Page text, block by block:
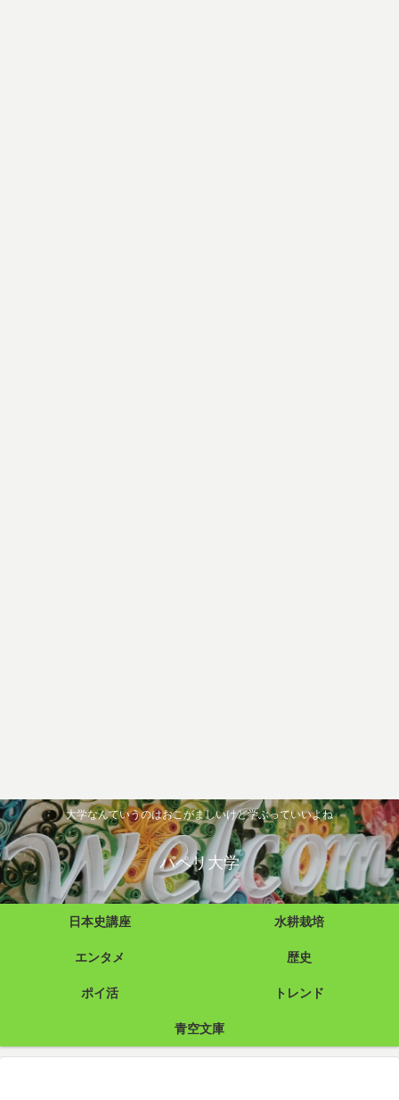
大学なんていうのはおこがましいけど学ぶっていいよね
パペリ大学
日本史講座 水耕栽培
エンタメ 歴史
ポイ活 トレンド
青空文庫